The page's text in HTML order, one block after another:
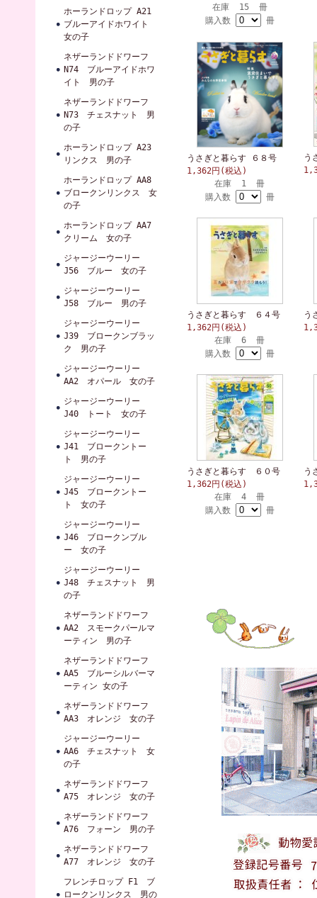
ホーランドロップ A21
ブルーアイドホワイト
女の子
ネザーランドドワーフ
N74 ブルーアイドホワ
イト 男の子
ネザーランドドワーフ
N73 チェスナット 男
の子
ホーランドロップ A23
リンクス 男の子
ホーランドロップ AA8
ブロークンリンクス 女
の子
ホーランドロップ AA7
クリーム 女の子
ジャージーウーリー
J56 ブルー 女の子
ジャージーウーリー
J58 ブルー 男の子
ジャージーウーリー
J39 ブロークンブラッ
ク 男の子
ジャージーウーリー
AA2 オパール 女の子
ジャージーウーリー
J40 トート 女の子
ジャージーウーリー
J41 ブロークントー
ト 男の子
ジャージーウーリー
J45 ブロークントー
ト 女の子
ジャージーウーリー
J46 ブロークンブル
ー 女の子
ジャージーウーリー
J48 チェスナット 男
の子
ネザーランドドワーフ
AA2 スモークパールマ
ーティン 男の子
ネザーランドドワーフ
AA5 ブルーシルバーマ
ーティン 女の子
ネザーランドドワーフ
AA3 オレンジ 女の子
ジャージーウーリー
AA6 チェスナット 女
の子
ネザーランドドワーフ
A75 オレンジ 女の子
ネザーランドドワーフ
A76 フォーン 男の子
ネザーランドドワーフ
A77 オレンジ 女の子
フレンチロップ F1 ブ
ロークンリンクス 男の
在庫 15 冊
購入数
冊
うさぎと暮らす ６８号
1,362円(税込)
在庫 1 冊
購入数
冊
う
うさぎと暮らす ６４号
1,362円(税込)
在庫 6 冊
購入数
冊
う
うさぎと暮らす ６０号
1,362円(税込)
在庫 4 冊
購入数
冊
う